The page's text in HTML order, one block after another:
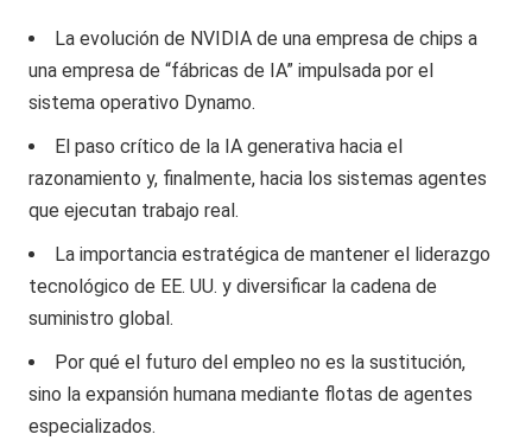
La evolución de NVIDIA de una empresa de chips a
una empresa de “fábricas de IA” impulsada por el
sistema operativo Dynamo.
El paso crítico de la IA generativa hacia el
razonamiento y, finalmente, hacia los sistemas agentes
que ejecutan trabajo real.
La importancia estratégica de mantener el liderazgo
tecnológico de EE. UU. y diversificar la cadena de
suministro global.
Por qué el futuro del empleo no es la sustitución,
sino la expansión humana mediante flotas de agentes
especializados.